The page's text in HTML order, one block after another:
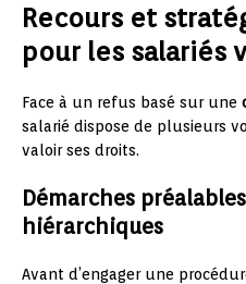
Recours et
pour les salariés
Face à un refus basé sur une
salarié dispose de plusieurs
valoir ses droits.
Démarches
hiérarchiques
Avant d’engager une